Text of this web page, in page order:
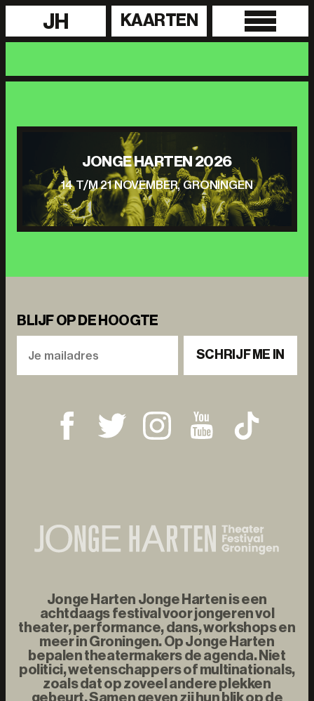
JH KAARTEN
JONGE HARTEN 2026
14 T/M 21 NOVEMBER, GRONINGEN
BLIJF OP DE HOOGTE
SCHRIJF ME IN
Jonge Harten Jonge Harten is een
achtdaags festival voor jongeren vol
theater, performance, dans, workshops en
meer in Groningen. Op Jonge Harten
bepalen theatermakers de agenda. Niet
politici, wetenschappers of multinationals,
zoals dat op zoveel andere plekken
gebeurt. Samen geven zij hun blik op de